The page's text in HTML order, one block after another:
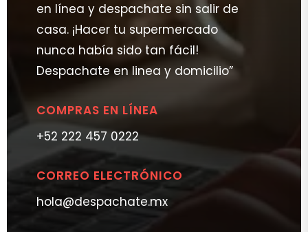
en línea y despachate sin salir de
casa. ¡Hacer tu supermercado
nunca había sido tan fácil!
Despachate en linea y domicilio”
COMPRAS EN LÍNEA
+52 222 457 0222
CORREO ELECTRÓNICO
hola@despachate.mx